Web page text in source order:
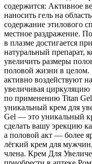
содержится: Активное
наносить гель на
содержание этилового
местное раздражение.
в плазме достигается
натуральный препарат,
увеличить размеры
половой жизни в целом.
активно воздействуют
увеличивая
по применению Titan
уникальный крем для
Gel — это уникальный
сделать вашу эрекцию
а половой акт — более
лёгкий крем для
члена. Крем Для